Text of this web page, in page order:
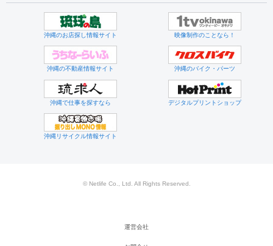
沖縄のお店探し情報サイト 映像制作のことなら！
沖縄の不動産情報サイト 沖縄のバイク・パーツ
沖縄で仕事を探すなら デジタルプリントショップ
沖縄リサイクル情報サイト
© Netlife Co., Ltd. All Rights Reserved.
運営会社